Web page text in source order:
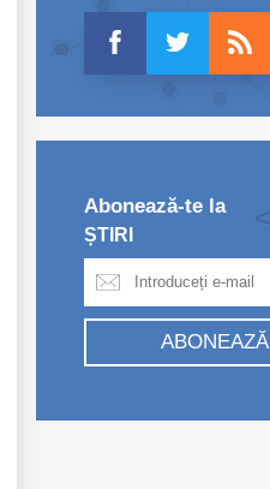
Abonează-te la
ȘTIRI
ABONEAZĂ